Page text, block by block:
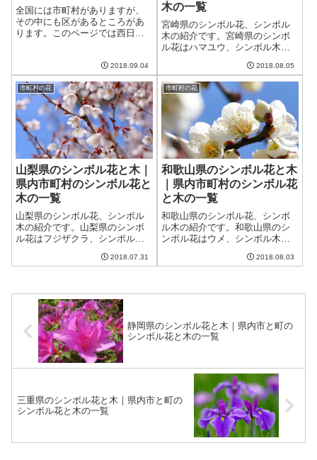
全国には市町村がありますが、
その中にも区があるところがあ
ります。このページでは西日本
いない区の花や木の蘭は「－」
で記しています。
2018.09.04
木の一覧
宮崎県のシンボル花、シンボル
木の紹介です。宮崎県のシンボ
ル花はハマユウ、シンボル木は
現在9市14町3村、合計26の市町
村があり、それぞれの市町村の
シンボル花とシンボル木も一覧
に纏めました。
2018.08.05
市町村の花
山梨県のシンボル花と木｜
県内市町村のシンボル花と
木の一覧
山梨県のシンボル花、シンボル
木の紹介です。山梨県のシンボ
ル花はフジザクラ、シンボル木
13市8町6村、合計27の市町村が
めました。
2018.07.31
市町村の花
和歌山県のシンボル花と木
｜県内市町村のシンボル花
と木の一覧
和歌山県のシンボル花、シンボ
ル木の紹介です。和歌山県のシ
ンボル花はウメ、シンボル木は
現在9市20町1村、合計30の市町
に纏めました。
2018.08.03
静岡県のシンボル花と木｜県内市と町の
シンボル花と木の一覧
三重県のシンボル花と木｜県内市と町の
シンボル花と木の一覧